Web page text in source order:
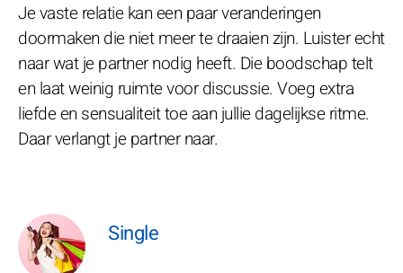
Je vaste relatie kan een paar veranderingen
doormaken die niet meer te draaien zijn. Luister echt
naar wat je partner nodig heeft. Die boodschap telt
en laat weinig ruimte voor discussie. Voeg extra
liefde en sensualiteit toe aan jullie dagelijkse ritme.
Daar verlangt je partner naar.
Single